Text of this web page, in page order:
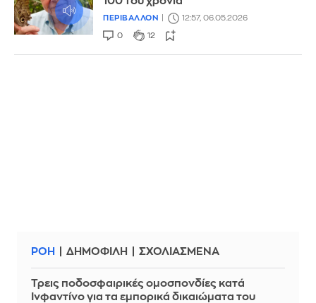
ΠΕΡΙΒΑΛΛΟΝ 12:57, 06.05.2026
0 12
ΡΟΗ ΔΗΜΟΦΙΛΗ ΣΧΟΛΙΑΣΜΕΝΑ
Τρεις ποδοσφαιρικές ομοσπονδίες κατά
Ινφαντίνο για τα εμπορικά δικαιώματα του